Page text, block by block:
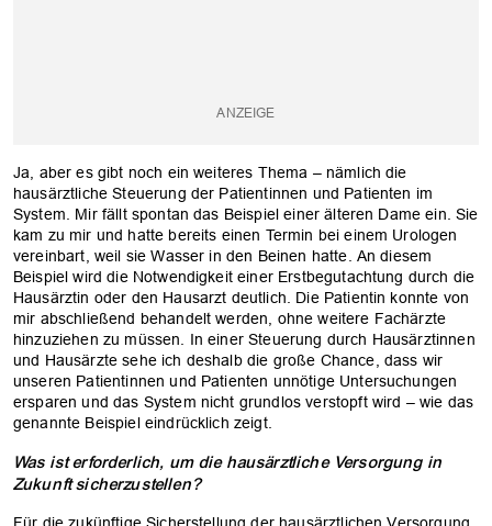
Ja, aber es gibt noch ein weiteres Thema – nämlich die
hausärztliche Steuerung der Patientinnen und Patienten im
System. Mir fällt spontan das Beispiel einer älteren Dame ein. Sie
kam zu mir und hatte bereits einen Termin bei einem Urologen
vereinbart, weil sie Wasser in den Beinen hatte. An diesem
Beispiel wird die Notwendigkeit einer Erstbegutachtung durch die
Hausärztin oder den Hausarzt deutlich. Die Patientin konnte von
mir abschließend behandelt werden, ohne weitere Fachärzte
hinzuziehen zu müssen. In einer Steuerung durch Hausärztinnen
und Hausärzte sehe ich deshalb die große Chance, dass wir
unseren Patientinnen und Patienten unnötige Untersuchungen
ersparen und das System nicht grundlos verstopft wird – wie das
genannte Beispiel eindrücklich zeigt.
Was ist erforderlich, um die hausärztliche Versorgung in
Zukunft sicherzustellen?
Für die zukünftige Sicherstellung der hausärztlichen Versorgung